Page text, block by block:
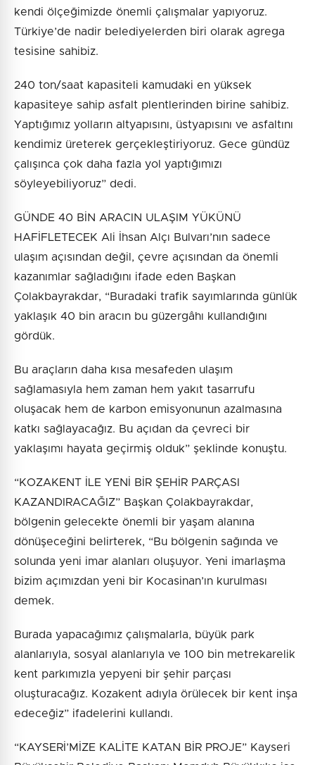
kendi ölçeğimizde önemli çalışmalar yapıyoruz.
Türkiye’de nadir belediyelerden biri olarak agrega
tesisine sahibiz.
240 ton/saat kapasiteli kamudaki en yüksek
kapasiteye sahip asfalt plentlerinden birine sahibiz.
Yaptığımız yolların altyapısını, üstyapısını ve asfaltını
kendimiz üreterek gerçekleştiriyoruz. Gece gündüz
çalışınca çok daha fazla yol yaptığımızı
söyleyebiliyoruz” dedi.
GÜNDE 40 BİN ARACIN ULAŞIM YÜKÜNÜ
HAFİFLETECEK Ali İhsan Alçı Bulvarı’nın sadece
ulaşım açısından değil, çevre açısından da önemli
kazanımlar sağladığını ifade eden Başkan
Çolakbayrakdar, “Buradaki trafik sayımlarında günlük
yaklaşık 40 bin aracın bu güzergâhı kullandığını
gördük.
Bu araçların daha kısa mesafeden ulaşım
sağlamasıyla hem zaman hem yakıt tasarrufu
oluşacak hem de karbon emisyonunun azalmasına
katkı sağlayacağız. Bu açıdan da çevreci bir
yaklaşımı hayata geçirmiş olduk” şeklinde konuştu.
“KOZAKENT İLE YENİ BİR ŞEHİR PARÇASI
KAZANDIRACAĞIZ” Başkan Çolakbayrakdar,
bölgenin gelecekte önemli bir yaşam alanına
dönüşeceğini belirterek, “Bu bölgenin sağında ve
solunda yeni imar alanları oluşuyor. Yeni imarlaşma
bizim açımızdan yeni bir Kocasinan’ın kurulması
demek.
Burada yapacağımız çalışmalarla, büyük park
alanlarıyla, sosyal alanlarıyla ve 100 bin metrekarelik
kent parkımızla yepyeni bir şehir parçası
oluşturacağız. Kozakent adıyla örülecek bir kent inşa
edeceğiz” ifadelerini kullandı.
“KAYSERİ’MİZE KALİTE KATAN BİR PROJE” Kayseri